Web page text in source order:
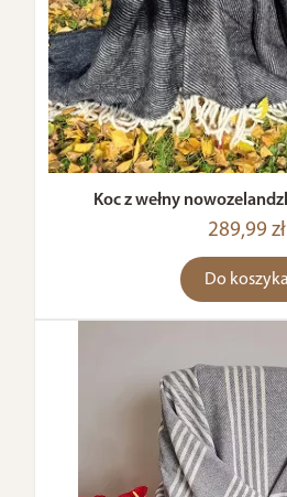
Koc z wełny
289,99 zł
Do koszyka